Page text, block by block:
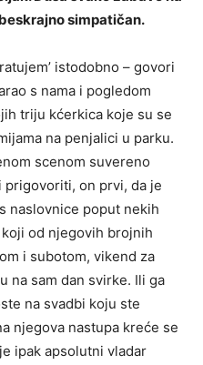
simpatičan.
istodobno – govori
s nama i pogledom
triju kćerkica koje su se
na penjalici u parku.
scenom suvereno
prigovoriti, on prvi, da je
naslovnice poput nekih
od njegovih brojnih
i subotom, vikend za
na sam dan svirke. Ili ga
na svadbi koju ste
njegova nastupa kreće se
ipak apsolutni vladar